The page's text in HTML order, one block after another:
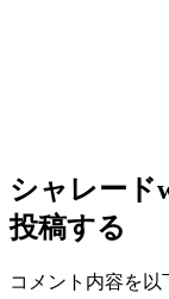
シャレード
投稿する
コメント内容を